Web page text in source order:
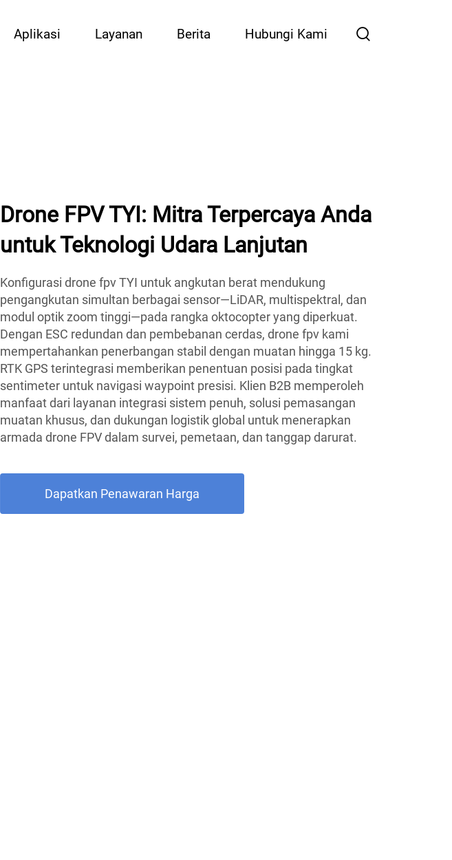
Aplikasi Layanan Berita Hubungi Kami
Drone FPV TYI: Mitra Terpercaya Anda
untuk Teknologi Udara Lanjutan
Konfigurasi drone fpv TYI untuk angkutan berat mendukung
pengangkutan simultan berbagai sensor—LiDAR, multispektral, dan
modul optik zoom tinggi—pada rangka oktocopter yang diperkuat.
Dengan ESC redundan dan pembebanan cerdas, drone fpv kami
mempertahankan penerbangan stabil dengan muatan hingga 15 kg.
RTK GPS terintegrasi memberikan penentuan posisi pada tingkat
sentimeter untuk navigasi waypoint presisi. Klien B2B memperoleh
manfaat dari layanan integrasi sistem penuh, solusi pemasangan
muatan khusus, dan dukungan logistik global untuk menerapkan
armada drone FPV dalam survei, pemetaan, dan tanggap darurat.
Dapatkan Penawaran Harga